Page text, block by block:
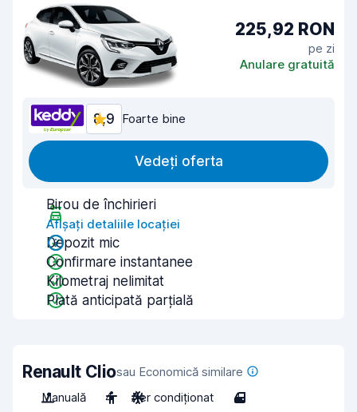
225,92 RON
pe zi
Anulare gratuită
8,9 Foarte bine
Vedeți oferta
Birou de închirieri
Afișați detaliile locației
Depozit mic
Confirmare instantanee
Kilometraj nelimitat
Plată anticipată parțială
Renault Cliosau Economică similare
Manuală
4 Aer condiționat 4